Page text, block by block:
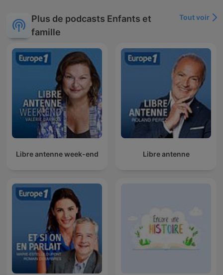
Plus de podcasts Enfants et
famille
Tout voir
Libre antenne week-end Libre antenne